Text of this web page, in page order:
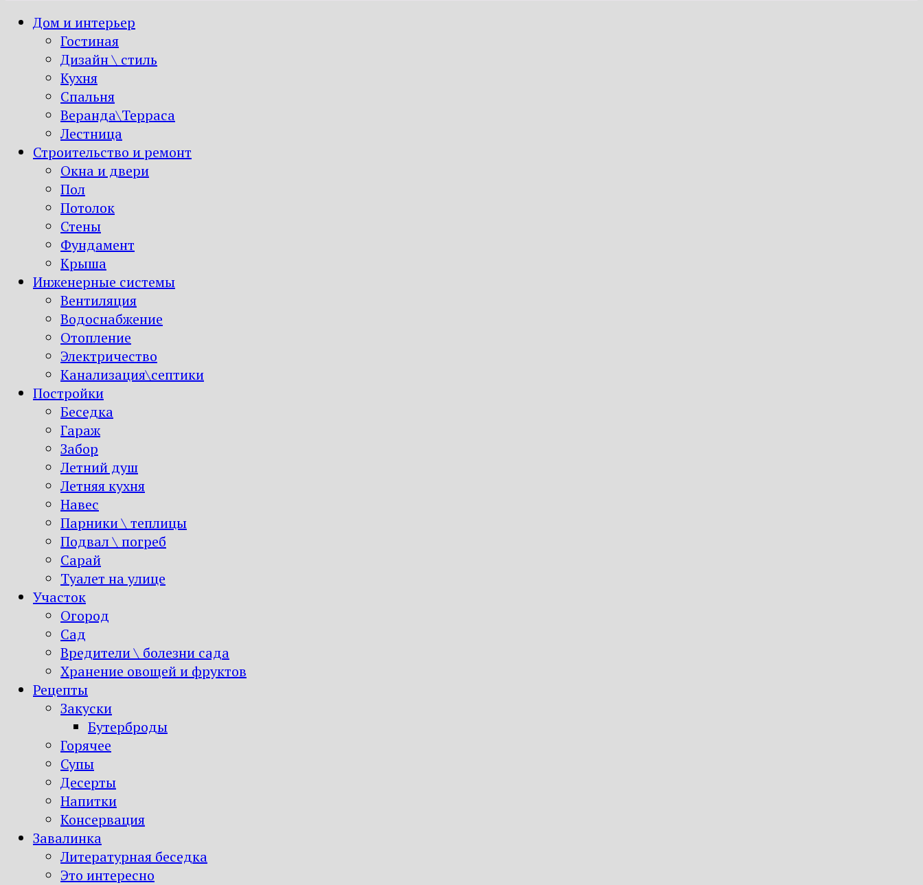
Дом и интерьер
Гостиная
Дизайн \ стиль
Кухня
Спальня
Веранда\Терраса
Лестница
Строительство и ремонт
Окна и двери
Пол
Потолок
Стены
Фундамент
Крыша
Инженерные системы
Вентиляция
Водоснабжение
Отопление
Электричество
Канализация\септики
Постройки
Беседка
Гараж
Забор
Летний душ
Летняя кухня
Навес
Парники \ теплицы
Подвал \ погреб
Сарай
Туалет на улице
Участок
Огород
Сад
Вредители \ болезни сада
Хранение овощей и фруктов
Рецепты
Закуски
Бутерброды
Горячее
Супы
Десерты
Напитки
Консервация
Завалинка
Литературная беседка
Это интересно